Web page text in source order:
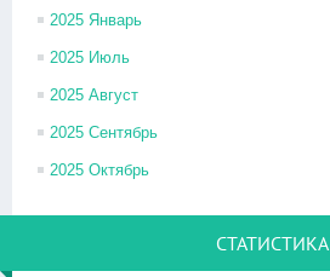
2025 Январь
2025 Июль
2025 Август
2025 Сентябрь
2025 Октябрь
СТАТИСТИКА